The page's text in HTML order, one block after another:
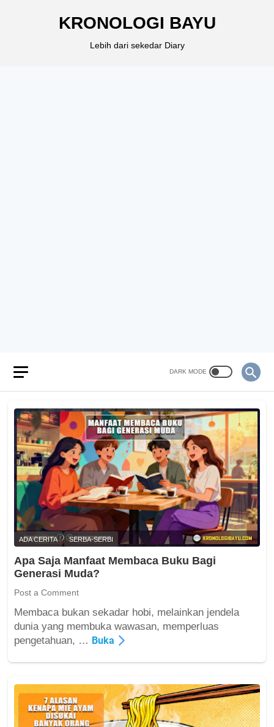
KRONOLOGI BAYU
Lebih dari sekedar Diary
ADA CERITA SERBA-SERBI
Apa Saja Manfaat Membaca Buku Bagi
Generasi Muda?
Post a Comment
Membaca bukan sekadar hobi, melainkan jendela
dunia yang membuka wawasan, memperluas
pengetahuan, … Buka
A
p
S
a
M